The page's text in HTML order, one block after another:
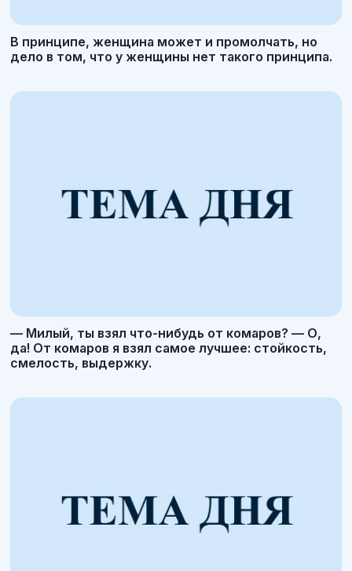
В принципе, женщина может и промолчать, но
дело в том, что у женщины нет такого принципа.
— Милый, ты взял что-нибудь от комаров? — О,
да! От комаров я взял самое лучшее: стойкость,
смелость, выдержку.